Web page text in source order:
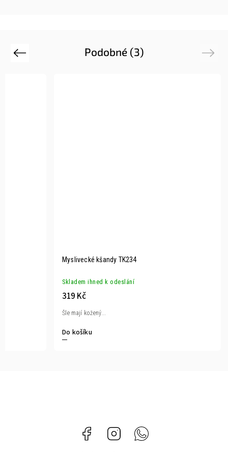
Podobné (3)
Previous
Myslivecké kšandy TK234
Skladem ihned k odeslání
319 Kč
Do košíku
Šle mají kožený...
Next
Facebook Instagram